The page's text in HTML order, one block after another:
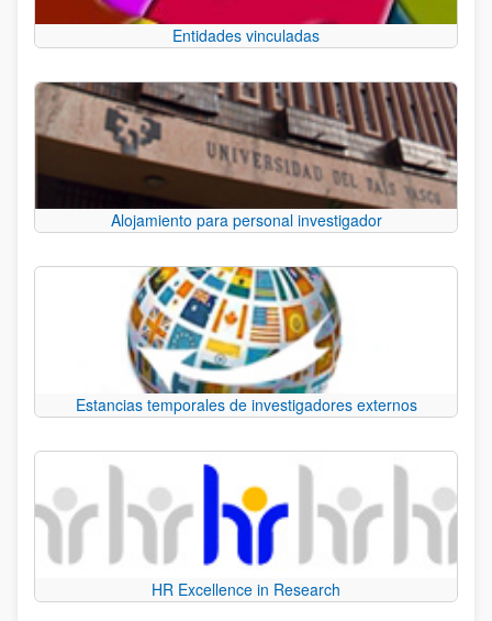
Entidades vinculadas
Alojamiento para personal investigador
Estancias temporales de investigadores externos
HR Excellence in Research